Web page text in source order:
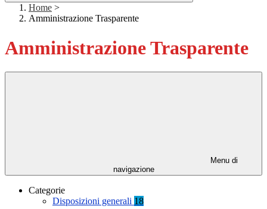
Home >
Amministrazione Trasparente
Amministrazione Trasparente
Menu di
navigazione
Categorie
Disposizioni generali 18